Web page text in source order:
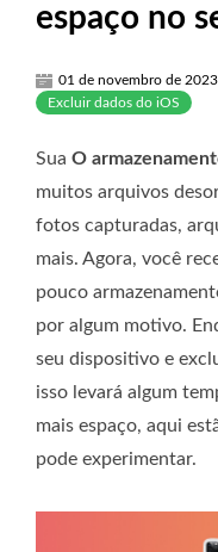
espaço no
01 de novembro de 2023
Excluir dados do iOS
Sua O
muitos arquivos
fotos capturadas,
mais. Agora, você
pouco
por algum motivo.
seu dispositivo e
isso levará algum
mais espaço, aqui
pode experimentar.